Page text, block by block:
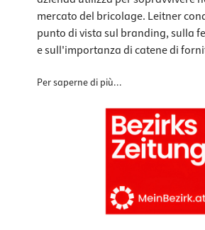
mercato del bricolage. Leitner
punto di vista sul branding, sulla
e sull'importanza di catene di
Per saperne di più...